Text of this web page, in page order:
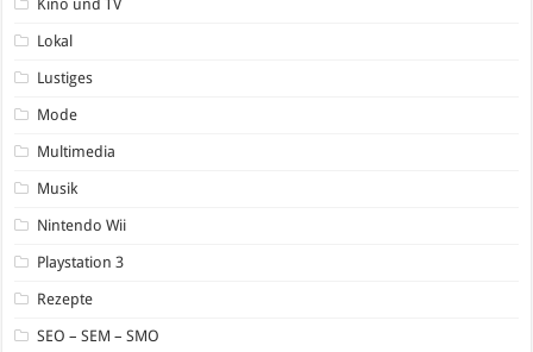
Kino und TV
Lokal
Lustiges
Mode
Multimedia
Musik
Nintendo Wii
Playstation 3
Rezepte
SEO – SEM – SMO